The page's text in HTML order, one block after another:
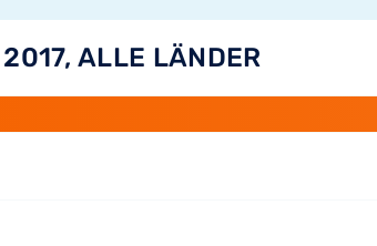
ALLE LÄNDER